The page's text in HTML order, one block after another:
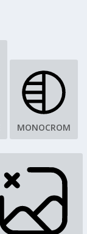
MONOCROM